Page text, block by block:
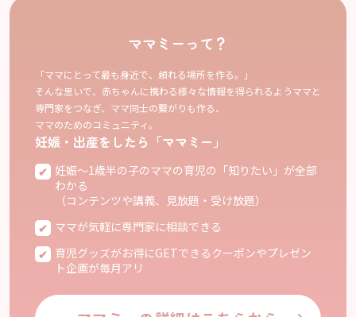
ママミーって？
「ママにとって最も身近で、頼れる場所を作る。」
そんな思いで、赤ちゃんに携わる様々な情報を得られるようママと
専門家をつなぎ、ママ同士の繋がりも作る、
ママのためのコミュニティ。
妊娠・出産をしたら「ママミー」
妊娠〜1歳半の子のママの育児の「知りたい」が全部
わかる
（コンテンツや講義、見放題・受け放題）
ママが気軽に専門家に相談できる
育児グッズがお得にGETできるクーポンやプレゼン
ト企画が毎月アリ